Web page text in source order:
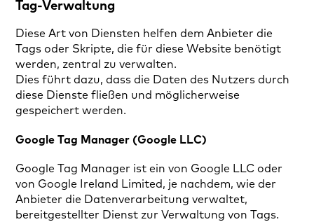
Tag-Verwaltung
Diese Art von Diensten helfen dem Anbieter die
Tags oder Skripte, die für diese Website benötigt
werden, zentral zu verwalten.
Dies führt dazu, dass die Daten des Nutzers durch
diese Dienste fließen und möglicherweise
gespeichert werden.
Google Tag Manager (Google LLC)
Google Tag Manager ist ein von Google LLC oder
von Google Ireland Limited, je nachdem, wie der
Anbieter die Datenverarbeitung verwaltet,
bereitgestellter Dienst zur Verwaltung von Tags.